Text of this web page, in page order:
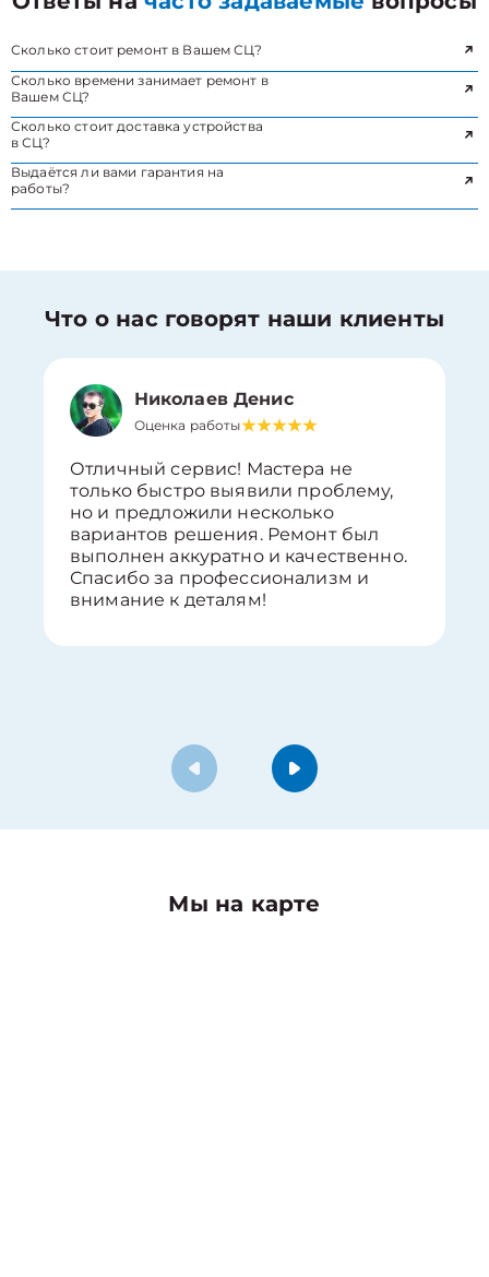
Сколько стоит ремонт в Вашем СЦ?
Сколько времени занимает ремонт в
Вашем СЦ?
Сколько стоит доставка устройства
в СЦ?
Выдаётся ли вами гарантия на
работы?
Что о нас говорят наши клиенты
Николаев Денис
Оценка работы
Отличный сервис! Мастера не
только быстро выявили проблему,
но и предложили несколько
вариантов решения. Ремонт был
выполнен аккуратно и качественно.
Спасибо за профессионализм и
внимание к деталям!
Мы на карте